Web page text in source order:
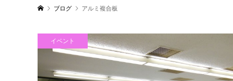
ブログ アルミ複合板
イベント